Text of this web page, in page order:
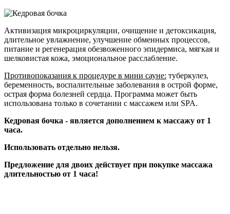
Активизация микроциркуляции, очищение и детоксикация,
длительное увлажнение, улучшение обменных процессов,
питание и регенерация обезвоженного эпидермиса, мягкая и
шелковистая кожа, эмоциональное расслабление.
Противопоказания к процедуре в мини сауне: туберкулез,
беременность, воспалительные заболевания в острой форме,
острая форма болезней сердца. Программа может быть
использована только в сочетании с массажем или SPA.
Кедровая бочка - является дополнением к массажу от 1
часа.
Использовать отдельно нельзя.
Предложение для двоих действует при покупке массажа
длительностью от 1 часа!